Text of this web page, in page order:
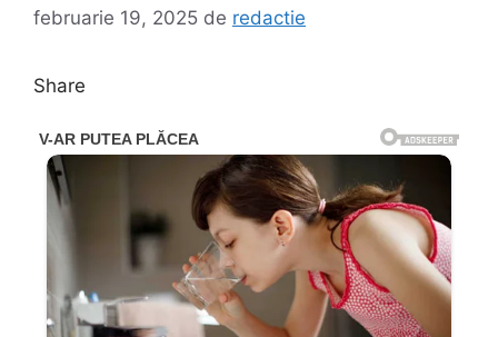
februarie 19, 2025 de redactie
Share